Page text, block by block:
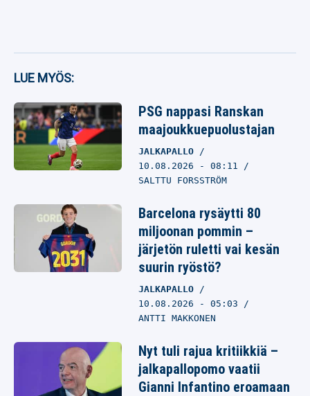
LUE MYÖS:
PSG nappasi Ranskan
maajoukkuepuolustajan
JALKAPALLO
10.08.2026 - 08:11
SALTTU FORSSTRÖM
Barcelona rysäytti 80
miljoonan pommin –
järjetön ruletti vai kesän
suurin ryöstö?
JALKAPALLO
10.08.2026 - 05:03
ANTTI MAKKONEN
Nyt tuli rajua kritiikkiä –
jalkapallopomo vaatii
Gianni Infantino eroamaan